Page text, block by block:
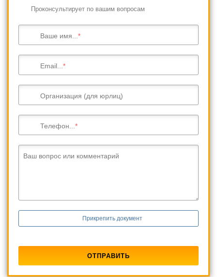
Проконсультирует по вашим вопросам
Ваше имя...
Email...
Организация (для юрлиц)
Телефон...
Ваш вопрос или комментарий
Прикрепить документ